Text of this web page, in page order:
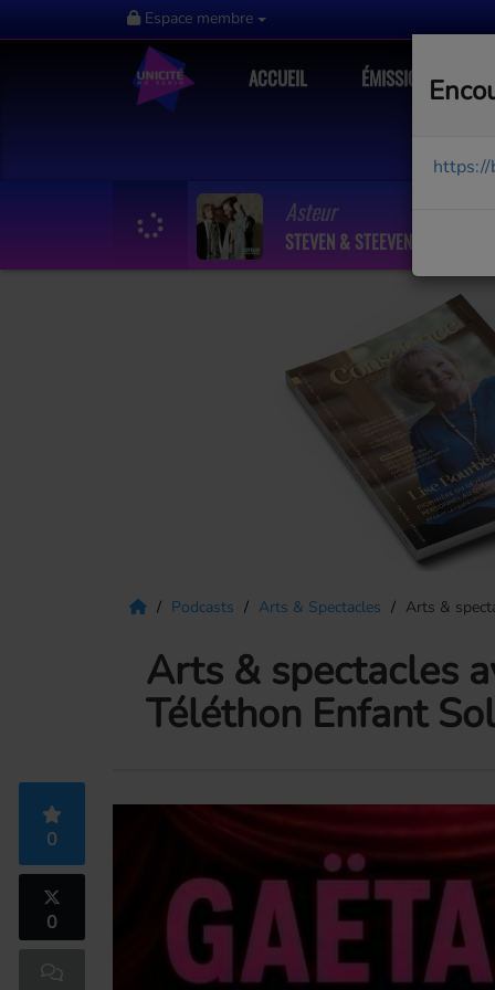
Espace membre
ACCUEIL ÉMISSIONS
Asteur
STEVEN & STEEVEN
Podcasts Arts & Spectacles Arts &
Arts & spectacles
Téléthon Enfant
0
0
https://